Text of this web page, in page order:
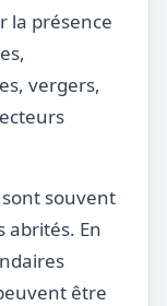
la présence
vergers,
souvent
abrités. En
être